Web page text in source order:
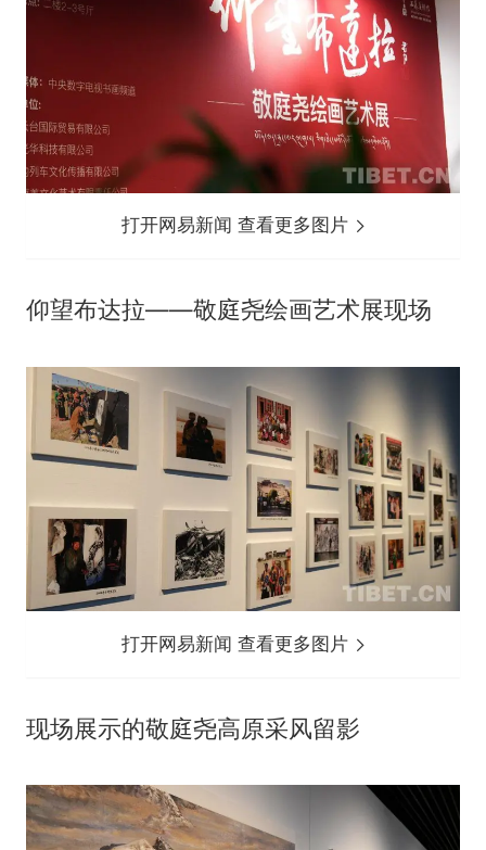
打开网易新闻 查看更多图片
仰望布达拉——敬庭尧绘画艺术展现场
打开网易新闻 查看更多图片
现场展示的敬庭尧高原采风留影